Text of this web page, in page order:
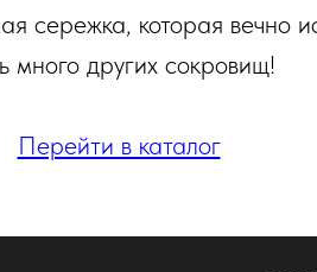
сережка, которая вечно
много других сокровищ!
Перейти в каталог